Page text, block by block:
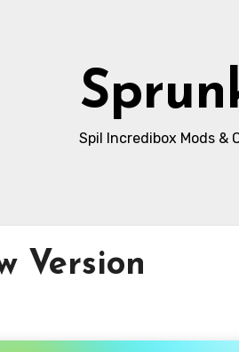
Spil Incredibox Mods &
Version